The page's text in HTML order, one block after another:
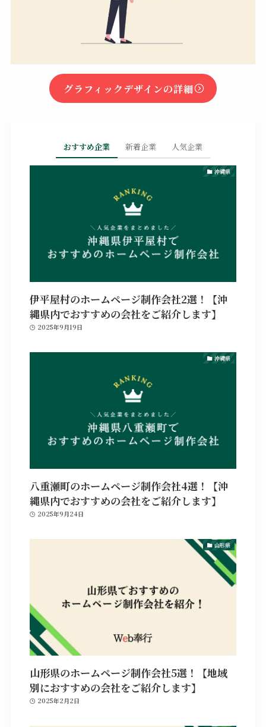
グラフィックデザインの詳細
おすすめ企業 新着企業 人気企業
沖縄県
伊平屋村のホームページ制作会社2選！【沖
縄県内でおすすめの会社をご紹介します】
2025年9月19日
沖縄県
八重瀬町のホームページ制作会社4選！【沖
縄県内でおすすめの会社をご紹介します】
2025年9月24日
山形県
山形県のホームページ制作会社5選！【地域
別におすすめの会社をご紹介します】
2025年2月2日